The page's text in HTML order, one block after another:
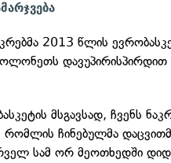
2013 წლის
მსგავსად, ჩვენს
ჩინებულმა
სამ ორ მეოთხედში